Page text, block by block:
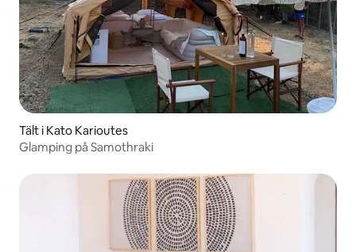
Tält i Kato Karioutes
Glamping på Samothraki